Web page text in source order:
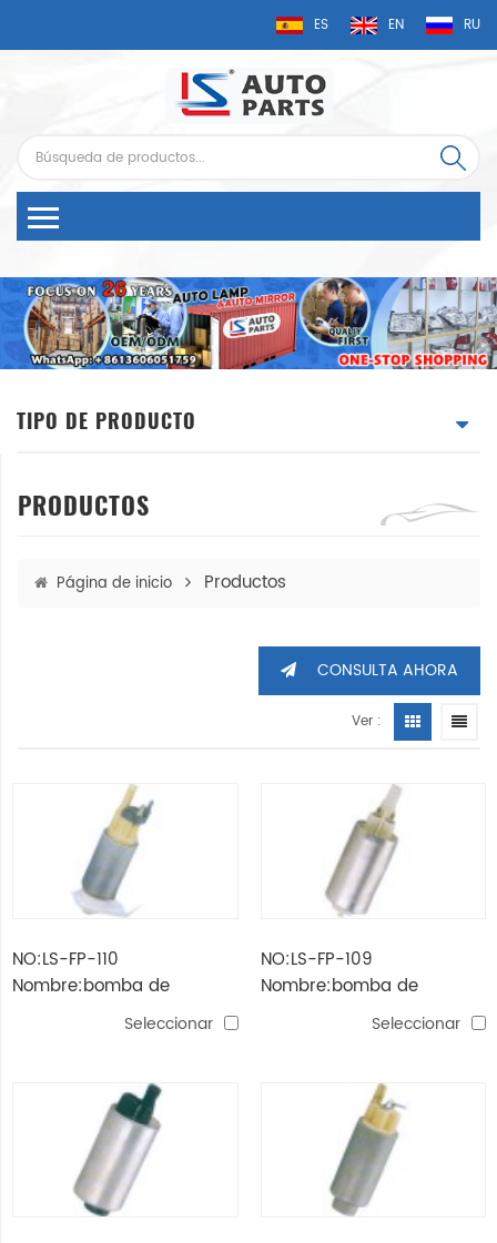
ES EN RU
TIPO DE PRODUCTO
PRODUCTOS
Página de inicio Productos
CONSULTA AHORA
Ver :
NO:LS-FP-110
Nombre:bomba de
combustible para citroen /
Seleccionar
NO:LS-FP-109
Nombre:bomba de
combustible paraSeleccionar